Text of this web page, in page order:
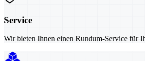
Service
Wir bieten Ihnen einen Rundum-Service für